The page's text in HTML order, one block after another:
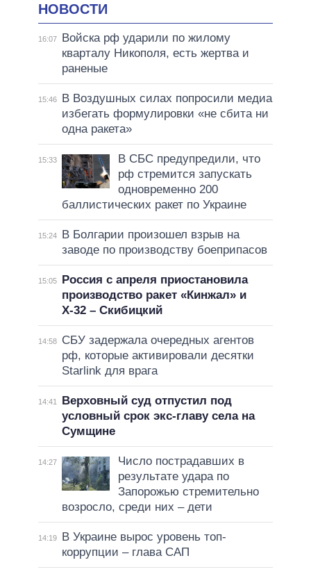
НОВОСТИ
16:07
Войска рф ударили по жилому
кварталу Никополя, есть жертва и
раненые
15:46
В Воздушных силах попросили медиа
избегать формулировки «не сбита ни
одна ракета»
15:33
В СБС предупредили, что
рф стремится запускать
одновременно 200
баллистических ракет по Украине
15:24
В Болгарии произошел взрыв на
заводе по производству боеприпасов
15:05
Россия с апреля приостановила
производство ракет «Кинжал» и
Х-32 – Скибицкий
14:58
СБУ задержала очередных агентов
рф, которые активировали десятки
Starlink для врага
14:41
Верховный суд отпустил под
условный срок экс-главу села на
Сумщине
14:27
Число пострадавших в
результате удара по
Запорожью стремительно
возросло, среди них – дети
14:19
В Украине вырос уровень топ-
коррупции – глава САП